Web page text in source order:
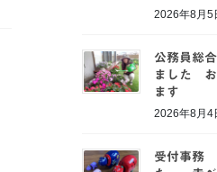
2026年8月5
公務員総
ました お
ます
2026年8月4
受付事務